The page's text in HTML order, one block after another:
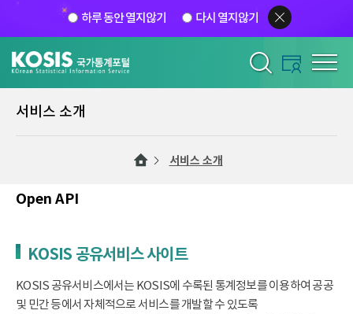
하루 동안 열지않기 다시 열지않기
서비스 소개
서비스 소개
Open API
KOSIS 공유서비스 사이트
KOSIS 공유서비스에서는 KOSIS에 수록된 통계정보를 이용하여 공공
및 민간 등에서 자체적으로 서비스를 개발할 수 있도록